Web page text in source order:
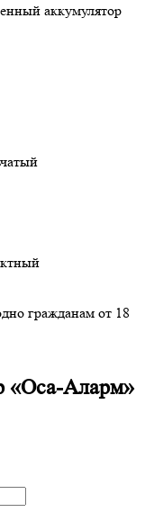
аккумулятор
гражданам от 18
«Оса-Аларм»